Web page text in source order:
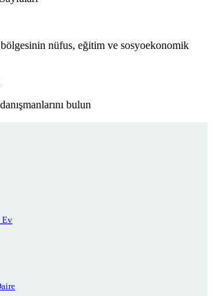
nüfus, eğitim ve sosyoekonomik
bulun
Ev